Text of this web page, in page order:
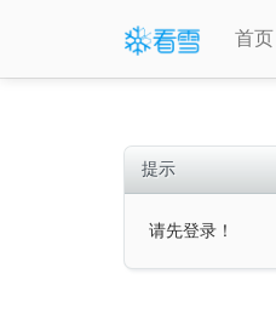
首页
提示
请先登录！